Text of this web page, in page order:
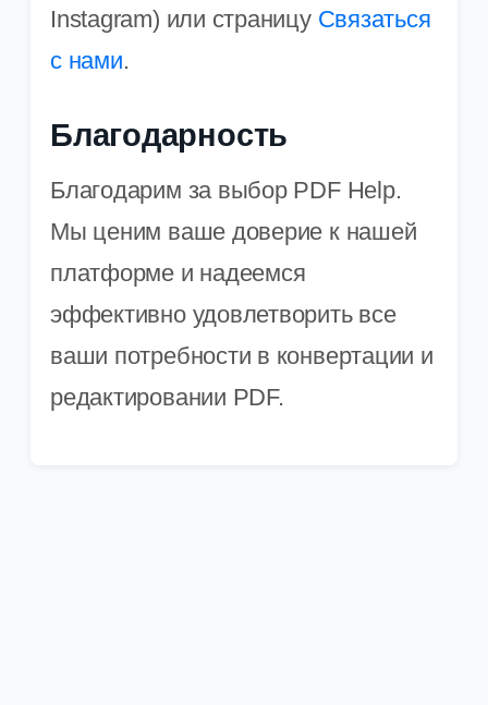
Instagram) или страницу Связаться
с нами.
Благодарность
Благодарим за выбор PDF Help.
Мы ценим ваше доверие к нашей
платформе и надеемся
эффективно удовлетворить все
ваши потребности в конвертации и
редактировании PDF.